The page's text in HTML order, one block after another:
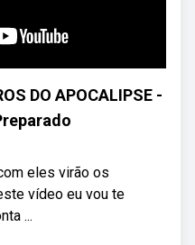
DO APOCALIPSE -
eles virão os
vídeo eu vou te
...